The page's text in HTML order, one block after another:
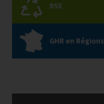
RSE
GHR en Régions